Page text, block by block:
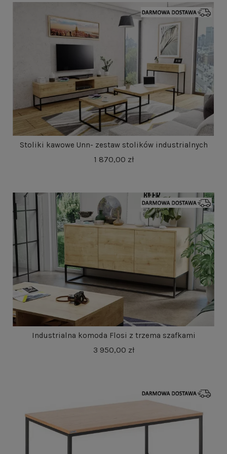
Stoliki kawowe Unn- zestaw stolików industrialnych
1 870,00 zł
Industrialna komoda Flosi z trzema szafkami
3 950,00 zł